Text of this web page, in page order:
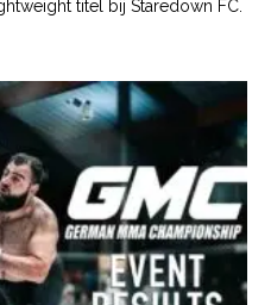
titel bij Staredown FC.